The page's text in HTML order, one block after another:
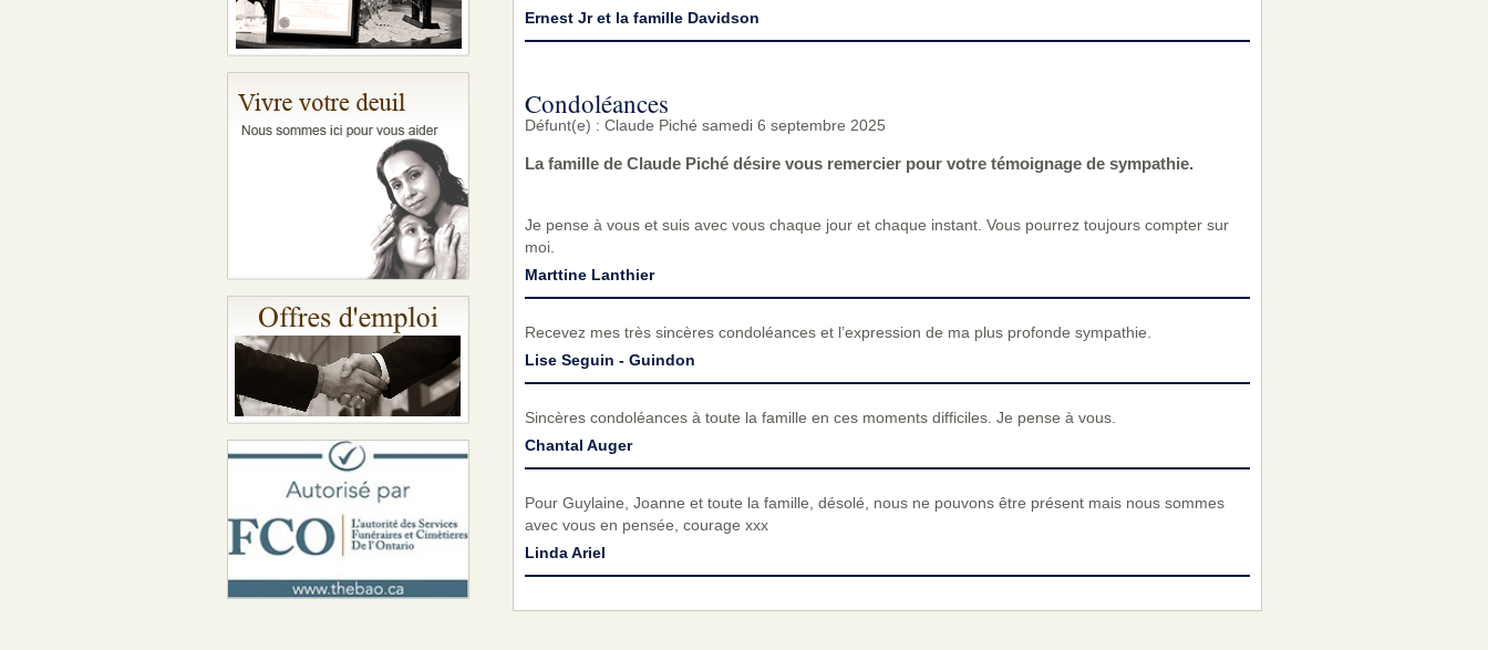
Ernest Jr et la famille Davidson
Condoléances
Défunt(e) : Claude Piché samedi 6 septembre 2025
La famille de Claude Piché désire vous remercier pour votre témoignage de sympathie.
Je pense à vous et suis avec vous chaque jour et chaque instant. Vous pourrez toujours compter sur
moi.
Marttine Lanthier
Recevez mes très sincères condoléances et l’expression de ma plus profonde sympathie.
Lise Seguin - Guindon
Sincères condoléances à toute la famille en ces moments difficiles. Je pense à vous.
Chantal Auger
Pour Guylaine, Joanne et toute la famille, désolé, nous ne pouvons être présent mais nous sommes
avec vous en pensée, courage xxx
Linda Ariel